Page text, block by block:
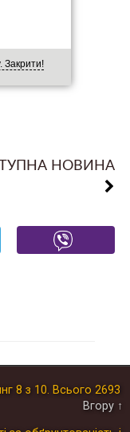
Закрити!
НОВИНА
Поділитися
8 з 10. Всього 2693
Вгору ↑